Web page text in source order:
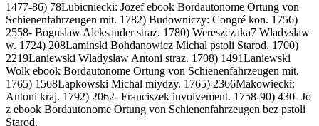
1477-86) 78Lubicniecki: Jozef ebook Bordautonome Ortung von
Schienenfahrzeugen mit. 1782) Budowniczy: Congré kon. 1756)
2558- Boguslaw Aleksander straz. 1780) Wereszczaka7 Wladyslaw
w. 1724) 208Laminski Bohdanowicz Michal pstoli Starod. 1700)
2219Laniewski Wladyslaw Antoni straz. 1708) 1491Laniewski
Wolk ebook Bordautonome Ortung von Schienenfahrzeugen mit.
1765) 1568Lapkowski Michal miydzy. 1765) 2366Makowiecki:
Antoni kraj. 1792) 2062- Franciszek involvement. 1758-90) 430- Jo
z ebook Bordautonome Ortung von Schienenfahrzeugen bez pstoli
Starod.